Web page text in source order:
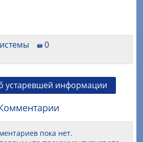
0
устаревшей информации
пока нет.